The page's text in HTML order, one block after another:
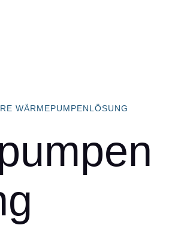
WÄRMEPUMPENLÖSUNG